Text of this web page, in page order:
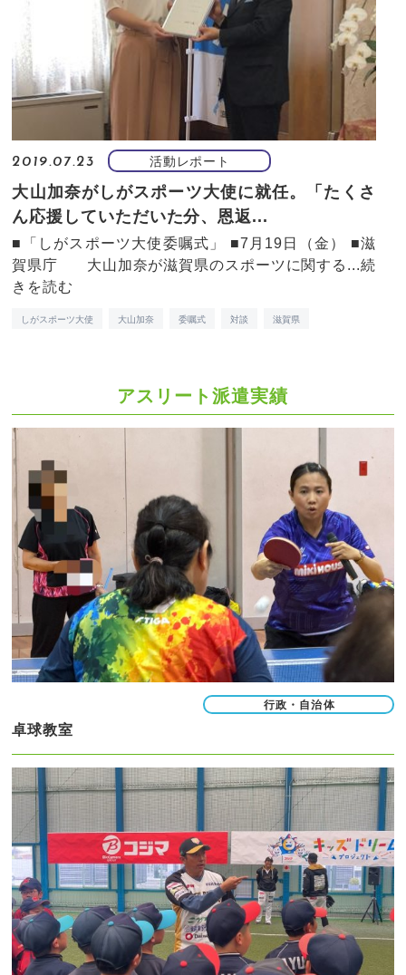
2019.07.23 活動レポート
大山加奈がしがスポーツ大使に就任。「たくさ
ん応援していただいた分、恩返...
■「しがスポーツ大使委嘱式」 ■7月19日（金） ■滋
賀県庁 大山加奈が滋賀県のスポーツに関する...続
きを読む
しがスポーツ大使 大山加奈 委嘱式 対談 滋賀県
アスリート派遣実績
行政・自治体
卓球教室